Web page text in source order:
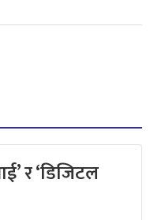
र ‘डिजिटल